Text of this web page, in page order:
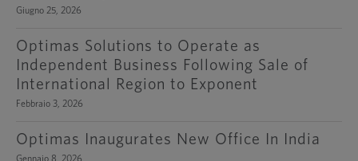
Giugno 25, 2026
Optimas Solutions to Operate as
Independent Business Following Sale of
International Region to Exponent
Febbraio 3, 2026
Optimas Inaugurates New Office In India
Gennaio 8, 2026